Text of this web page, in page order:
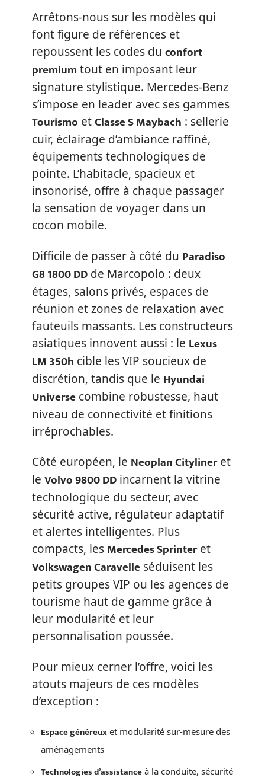
Arrêtons-nous sur les modèles qui
font figure de références et
repoussent les codes du confort
premium tout en imposant leur
signature stylistique. Mercedes-Benz
s’impose en leader avec ses gammes
Tourismo etClasse S Maybach : sellerie
cuir, éclairage d’ambiance raffiné,
équipements technologiques de
pointe. L’habitacle, spacieux et
insonorisé, offre à chaque passager
la sensation de voyager dans un
cocon mobile.
Difficile de passer à côté du Paradiso
G8 1800 DD de Marcopolo : deux
étages, salons privés, espaces de
réunion et zones de relaxation avec
fauteuils massants. Les constructeurs
asiatiques innovent aussi : le Lexus
LM 350h cible les VIP soucieux de
discrétion, tandis que le Hyundai
Universe combine robustesse, haut
niveau de connectivité et finitions
irréprochables.
Côté européen, le Neoplan Citylineret
le Volvo 9800 DD incarnent la vitrine
technologique du secteur, avec
sécurité active, régulateur adaptatif
et alertes intelligentes. Plus
compacts, les Mercedes Sprinteret
Volkswagen Caravelle séduisent les
petits groupes VIP ou les agences de
tourisme haut de gamme grâce à
leur modularité et leur
personnalisation poussée.
Pour mieux cerner l’offre, voici les
atouts majeurs de ces modèles
d’exception :
Espace généreux et modularité sur-mesure des
aménagements
Technologies d’assistance à la conduite, sécurité